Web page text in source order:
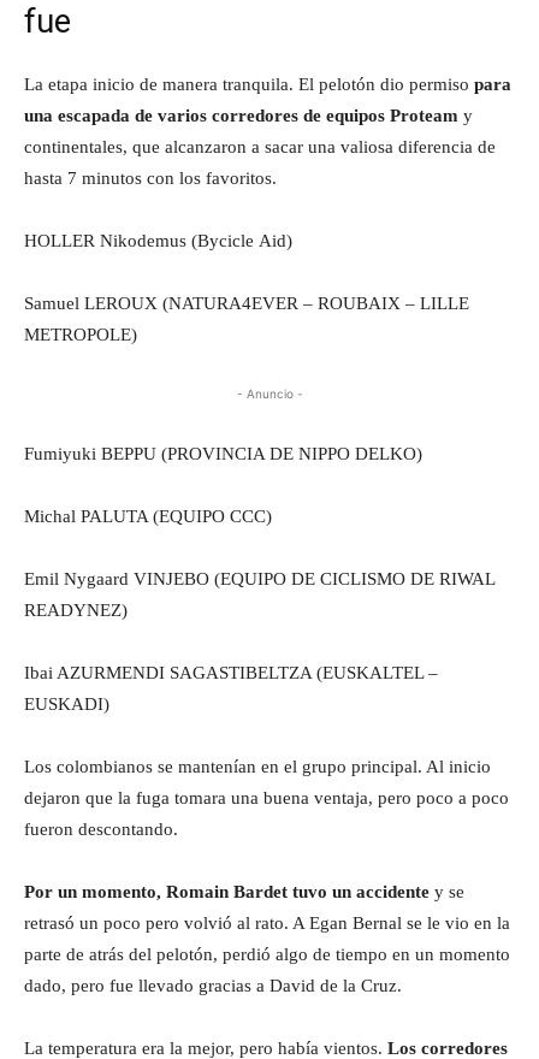
fue
La etapa inicio de manera tranquila. El pelotón dio permiso para
una escapada de varios corredores de equipos Proteam y
continentales, que alcanzaron a sacar una valiosa diferencia de
hasta 7 minutos con los favoritos.
HOLLER Nikodemus (Bycicle Aid)
Samuel LEROUX (NATURA4EVER – ROUBAIX – LILLE
METROPOLE)
- Anuncio -
Fumiyuki BEPPU (PROVINCIA DE NIPPO DELKO)
Michal PALUTA (EQUIPO CCC)
Emil Nygaard VINJEBO (EQUIPO DE CICLISMO DE RIWAL
READYNEZ)
Ibai AZURMENDI SAGASTIBELTZA (EUSKALTEL –
EUSKADI)
Los colombianos se mantenían en el grupo principal. Al inicio
dejaron que la fuga tomara una buena ventaja, pero poco a poco
fueron descontando.
Por un momento, Romain Bardet tuvo un accidente y se
retrasó un poco pero volvió al rato. A Egan Bernal se le vio en la
parte de atrás del pelotón, perdió algo de tiempo en un momento
dado, pero fue llevado gracias a David de la Cruz.
La temperatura era la mejor, pero había vientos. Los corredores